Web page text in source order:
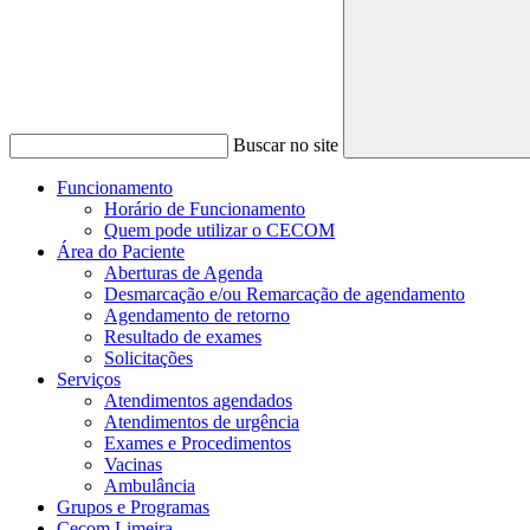
Buscar no site
Funcionamento
Horário de Funcionamento
Quem pode utilizar o CECOM
Área do Paciente
Aberturas de Agenda
Desmarcação e/ou Remarcação de agendamento
Agendamento de retorno
Resultado de exames
Solicitações
Serviços
Atendimentos agendados
Atendimentos de urgência
Exames e Procedimentos
Vacinas
Ambulância
Grupos e Programas